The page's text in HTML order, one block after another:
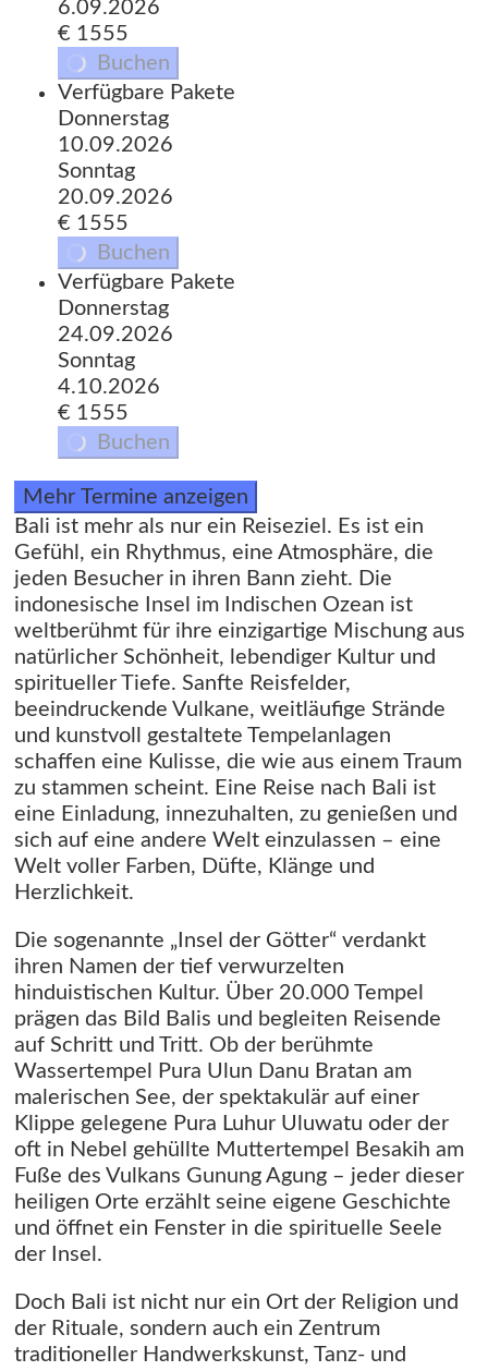
6.09.2026
€ 1555
Buchen
Verfügbare Pakete
Donnerstag
10.09.2026
Sonntag
20.09.2026
€ 1555
Buchen
Verfügbare Pakete
Donnerstag
24.09.2026
Sonntag
4.10.2026
€ 1555
Buchen
Mehr Termine anzeigen
Bali ist mehr als nur ein Reiseziel. Es ist ein
Gefühl, ein Rhythmus, eine Atmosphäre, die
jeden Besucher in ihren Bann zieht. Die
indonesische Insel im Indischen Ozean ist
weltberühmt für ihre einzigartige Mischung aus
natürlicher Schönheit, lebendiger Kultur und
spiritueller Tiefe. Sanfte Reisfelder,
beeindruckende Vulkane, weitläufige Strände
und kunstvoll gestaltete Tempelanlagen
schaffen eine Kulisse, die wie aus einem Traum
zu stammen scheint. Eine Reise nach Bali ist
eine Einladung, innezuhalten, zu genießen und
sich auf eine andere Welt einzulassen – eine
Welt voller Farben, Düfte, Klänge und
Herzlichkeit.
Die sogenannte „Insel der Götter“ verdankt
ihren Namen der tief verwurzelten
hinduistischen Kultur. Über 20.000 Tempel
prägen das Bild Balis und begleiten Reisende
auf Schritt und Tritt. Ob der berühmte
Wassertempel Pura Ulun Danu Bratan am
malerischen See, der spektakulär auf einer
Klippe gelegene Pura Luhur Uluwatu oder der
oft in Nebel gehüllte Muttertempel Besakih am
Fuße des Vulkans Gunung Agung – jeder dieser
heiligen Orte erzählt seine eigene Geschichte
und öffnet ein Fenster in die spirituelle Seele
der Insel.
Doch Bali ist nicht nur ein Ort der Religion und
der Rituale, sondern auch ein Zentrum
traditioneller Handwerkskunst, Tanz- und